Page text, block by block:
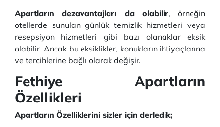
Apartların dezavantajları da olabilir, örneğin
otellerde sunulan günlük temizlik hizmetleri veya
resepsiyon hizmetleri gibi bazı olanaklar eksik
olabilir. Ancak bu eksiklikler, konukların ihtiyaçlarına
ve tercihlerine bağlı olarak değişir.
Fethiye Apartların
Özellikleri
Apartların Özelliklerini sizler için derledik;